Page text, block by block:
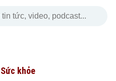
Sức khỏe